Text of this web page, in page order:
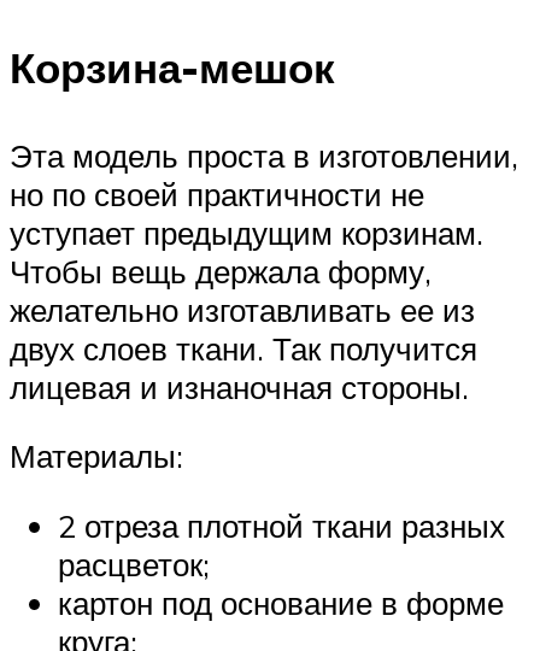
Корзина-мешок
Эта модель проста в изготовлении,
но по своей практичности не
уступает предыдущим корзинам.
Чтобы вещь держала форму,
желательно изготавливать ее из
двух слоев ткани. Так получится
лицевая и изнаночная стороны.
Материалы:
2 отреза плотной ткани разных
расцветок;
картон под основание в форме
круга;